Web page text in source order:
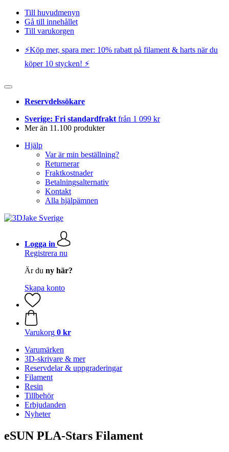
Till huvudmenyn
Gå till innehållet
Till varukorgen
⚡️Köp mer, spara mer: 10% rabatt på filament & harts när du
köper 10 stycken! ⚡️
Reservdelssökare
Sverige: Fri standardfrakt från 1 099 kr
Mer än 11.100 produkter
Hjälp
Var är min beställning?
Returnerar
Fraktkostnader
Betalningsalternativ
Kontakt
Alla hjälpämnen
Logga in
Registrera nu
Är du ny här?
Skapa konto
Varukorg 0 kr
Varumärken
3D-skrivare & mer
Reservdelar & uppgraderingar
Filament
Resin
Tillbehör
Erbjudanden
Nyheter
eSUN PLA-Stars Filament